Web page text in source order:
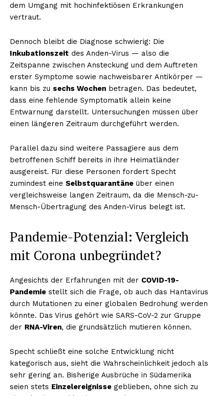
dem Umgang mit hochinfektiösen Erkrankungen
vertraut.
Dennoch bleibt die Diagnose schwierig: Die
Inkubationszeit des Anden-Virus — also die
Zeitspanne zwischen Ansteckung und dem Auftreten
erster Symptome sowie nachweisbarer Antikörper —
kann bis zu sechs Wochen betragen. Das bedeutet,
dass eine fehlende Symptomatik allein keine
Entwarnung darstellt. Untersuchungen müssen über
einen längeren Zeitraum durchgeführt werden.
Parallel dazu sind weitere Passagiere aus dem
betroffenen Schiff bereits in ihre Heimatländer
ausgereist. Für diese Personen fordert Specht
zumindest eine Selbstquarantäne über einen
vergleichsweise langen Zeitraum, da die Mensch-zu-
Mensch-Übertragung des Anden-Virus belegt ist.
Pandemie-Potenzial: Vergleich
mit Corona unbegründet?
Angesichts der Erfahrungen mit der COVID-19-
Pandemie stellt sich die Frage, ob auch das Hantavirus
durch Mutationen zu einer globalen Bedrohung werden
könnte. Das Virus gehört wie SARS-CoV-2 zur Gruppe
der RNA-Viren, die grundsätzlich mutieren können.
Specht schließt eine solche Entwicklung nicht
kategorisch aus, sieht die Wahrscheinlichkeit jedoch als
sehr gering an. Bisherige Ausbrüche in Südamerika
seien stets Einzelereignisse geblieben, ohne sich zu